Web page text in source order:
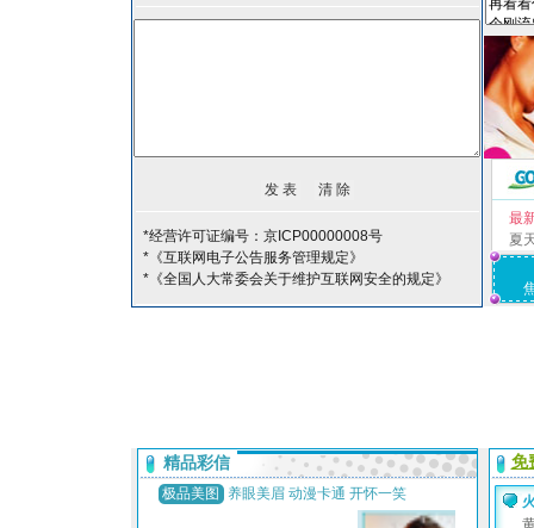
*经营许可证编号：京ICP00000008号
*《互联网电子公告服务管理规定》
*《全国人大常委会关于维护互联网安全的规定》
最
夏